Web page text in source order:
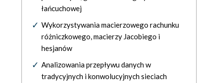
łańcuchowej
Wykorzystywania macierzowego rachunku
różniczkowego, macierzy Jacobiego i
hesjanów
Analizowania przepływu danych w
tradycyjnych i konwolucyjnych sieciach